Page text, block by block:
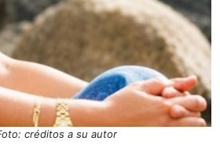
créditos a su autor